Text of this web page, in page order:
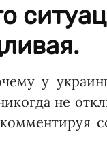
у
не